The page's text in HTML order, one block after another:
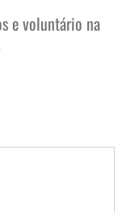
e voluntário na